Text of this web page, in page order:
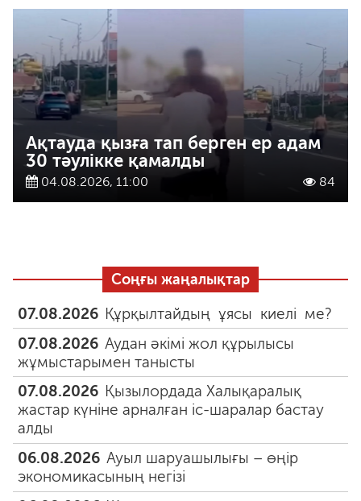
Ақтауда қызға тап берген ер адам
30 тәулікке қамалды
04.08.2026, 11:00 84
Соңғы жаңалықтар
07.08.2026 Құрқылтайдың ұясы киелі ме?
07.08.2026 Аудан әкімі жол құрылысы
жұмыстарымен танысты
07.08.2026 Қызылордада Халықаралық
жастар күніне арналған іс-шаралар бастау
алды
06.08.2026 Ауыл шаруашылығы – өңір
экономикасының негізі